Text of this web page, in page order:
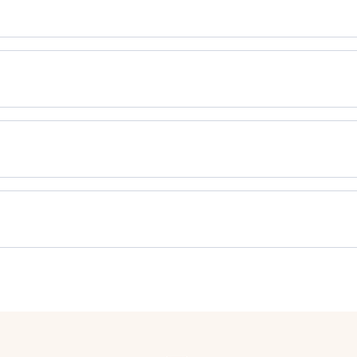
siłę, to wyjątkowa męska woda toaletowa od znanej i
idealnie pasując do mężczyzny, który ceni sobie
mech dębowy
Water/Eau, Benzyl Salicylate, Limonene, Linalool,
Ethylhexyl Salicylate, Butyl Methoxydibenzoylmethane,